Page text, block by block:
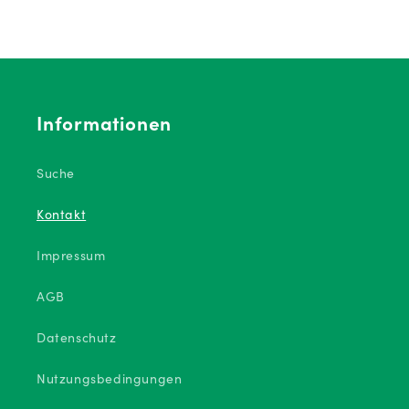
Informationen
Suche
Kontakt
Impressum
AGB
Datenschutz
Nutzungsbedingungen